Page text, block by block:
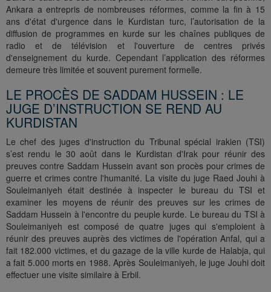
Ankara a entrepris de nombreuses réformes, comme la fin à 15
ans d'état d'urgence dans le Kurdistan turc, l’autorisation de la
diffusion de programmes en kurde sur les chaînes publiques de
radio et de télévision et l'ouverture de centres privés
d'enseignement du kurde. Cependant l’application des réformes
demeure très limitée et souvent purement formelle.
LE PROCÈS DE SADDAM HUSSEIN : LE
JUGE D’INSTRUCTION SE REND AU
KURDISTAN
Le chef des juges d'instruction du Tribunal spécial irakien (TSI)
s’est rendu le 30 août dans le Kurdistan d'Irak pour réunir des
preuves contre Saddam Hussein avant son procès pour crimes de
guerre et crimes contre l'humanité. La visite du juge Raed Jouhi à
Souleimaniyeh était destinée à inspecter le bureau du TSI et
examiner les moyens de réunir des preuves sur les crimes de
Saddam Hussein à l'encontre du peuple kurde. Le bureau du TSI à
Souleimaniyeh est composé de quatre juges qui s'emploient à
réunir des preuves auprès des victimes de l'opération Anfal, qui a
fait 182.000 victimes, et du gazage de la ville kurde de Halabja, qui
a fait 5.000 morts en 1988. Après Souleimaniyeh, le juge Jouhi doit
effectuer une visite similaire à Erbil.